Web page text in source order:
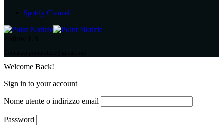
Spotify Channel
Welcome Back!
Sign in to your account
Nome utente o indirizzo email
Password